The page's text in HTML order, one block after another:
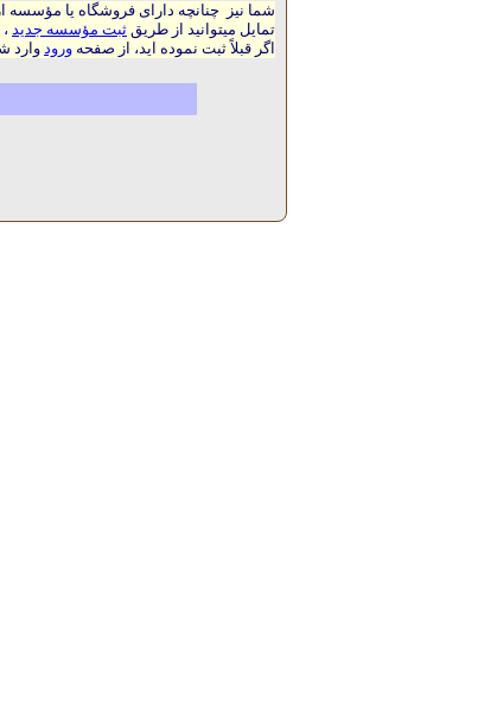
شما نیز چنانچه دارای فروشگاه یا مؤسسه
تمایل میتوانید از طریق ثبت مؤسسه جدید
اگر قبلاً ثبت نموده اید، از صفحه ورودوارد